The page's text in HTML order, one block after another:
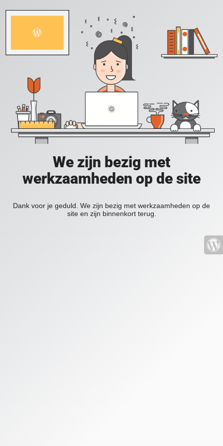
We zijn bezig met
werkzaamheden op de site
Dank voor je geduld. We zijn bezig met werkzaamheden op de
site en zijn binnenkort terug.